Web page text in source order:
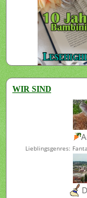
WIR SIND
Lieblingsgenres: